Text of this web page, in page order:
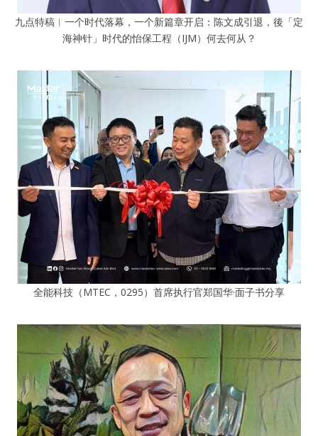
九点特稿︱一个时代落幕，一个新篇章开启：陈文成引退，後「定
海神针」时代的怡保工程（IJM）何去何从？
全能科技（MTEC，0295）首席执行官郑国华·面子书分享